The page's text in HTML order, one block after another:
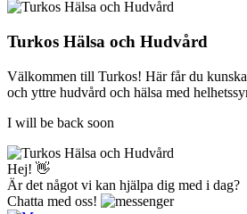
Turkos Hälsa och Hudvård
Välkommen till Turkos! Här får du
och yttre hudvård och hälsa med
I will be back soon
Hej! 👋
Är det något vi kan hjälpa dig med i dag?
Chatta med oss!